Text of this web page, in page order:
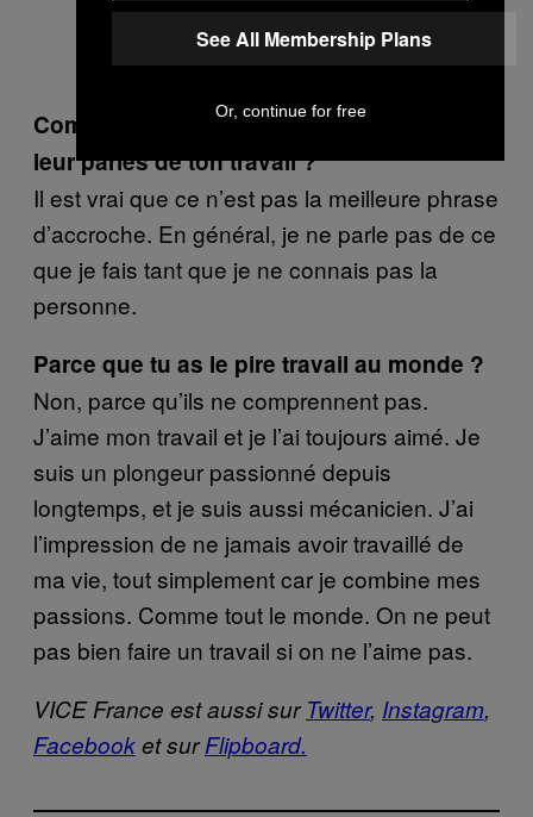
Comment réagissent les femmes quand tu
leur parles de ton travail ?
Il est vrai que ce n’est pas la meilleure phrase
d’accroche. En général, je ne parle pas de ce
que je fais tant que je ne connais pas la
personne.
Parce que tu as le pire travail au monde ?
Non, parce qu’ils ne comprennent pas.
J’aime mon travail et je l’ai toujours aimé. Je
suis un plongeur passionné depuis
longtemps, et je suis aussi mécanicien. J’ai
l’impression de ne jamais avoir travaillé de
ma vie, tout simplement car je combine mes
passions. Comme tout le monde. On ne peut
pas bien faire un travail si on ne l’aime pas.
VICE France est aussi surTwitter, Instagram,
Facebooket surFlipboard.
See All Membership Plans
Or, continue for free